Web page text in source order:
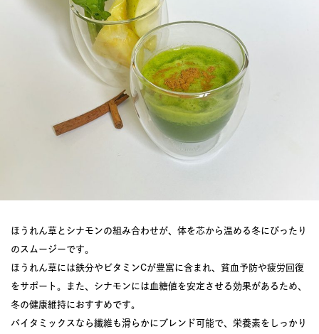
ほうれん草とシナモンの組み合わせが、体を芯から温める冬にぴったり
のスムージーです。
ほうれん草には鉄分やビタミンCが豊富に含まれ、貧血予防や疲労回復
をサポート。また、シナモンには血糖値を安定させる効果があるため、
冬の健康維持におすすめです。
バイタミックスなら繊維も滑らかにブレンド可能で、栄養素をしっかり